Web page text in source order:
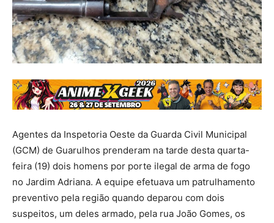
Agentes da Inspetoria Oeste da Guarda Civil Municipal
(GCM) de Guarulhos prenderam na tarde desta quarta-
feira (19) dois homens por porte ilegal de arma de fogo
no Jardim Adriana. A equipe efetuava um patrulhamento
preventivo pela região quando deparou com dois
suspeitos, um deles armado, pela rua João Gomes, os